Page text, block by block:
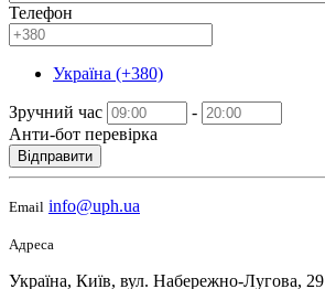
Телефон
Україна (+380)
Зручний час
-
Анти-бот перевірка
Відправити
Email info@uph.ua
Адреса
Україна, Київ, вул. Набережно-Лугова, 29